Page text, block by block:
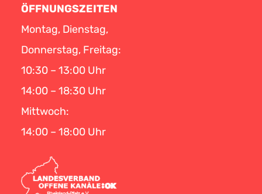
ÖFFNUNGSZEITEN
Montag, Dienstag,
Donnerstag, Freitag:
10:30 – 13:00 Uhr
14:00 – 18:30 Uhr
Mittwoch:
14:00 – 18:00 Uhr